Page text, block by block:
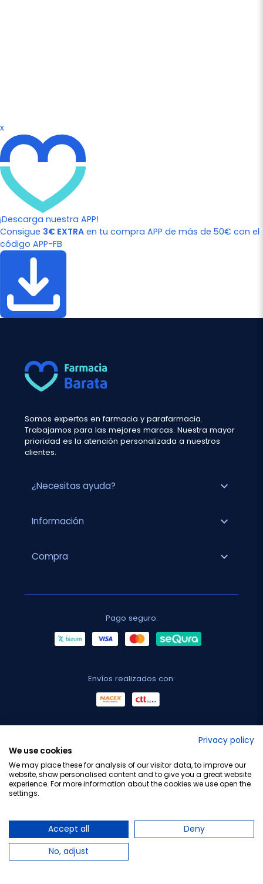
x
¡Descarga nuestra APP!
Consigue 3€ EXTRA en tu compra APP de más de 50€ con el
código APP-FB
Somos expertos en farmacia y parafarmacia.
Trabajamos para las mejores marcas. Nuestra mayor
prioridad es la atención personalizada a nuestros
clientes.
¿Necesitas ayuda? expand_more
Información expand_more
Compra expand_more
Pago seguro:
Envíos realizados con:
Privacy policy
We use cookies
We may place these for analysis of our visitor data, to improve our
website, show personalised content and to give you a great website
experience. For more information about the cookies we use open the
settings.
Accept all
Deny
No, adjust